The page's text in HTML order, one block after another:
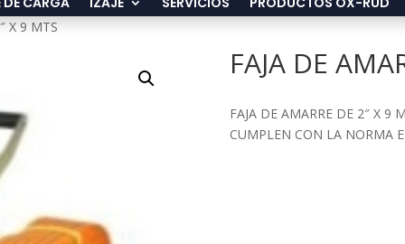
X 9 MTS
FAJA DE
FAJA DE AMARRE DE 2″ X 9
CUMPLEN CON LA NORMA